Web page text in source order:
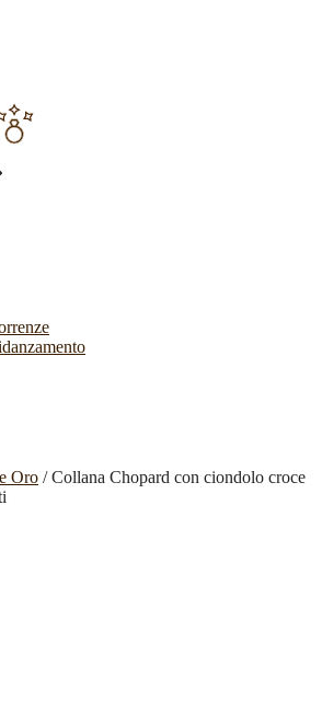
Oro / Collana Chopard con ciondolo croce